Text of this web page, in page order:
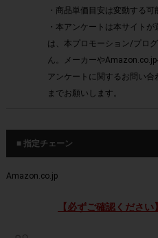
・商品単価目安は変動する可
・本アンケートは本サイト
は、本プロモーション/プロ
ん。メーカーや
アンケートに関するお問い
までお願いします。
■ 指定チェーン
Amazon.co.jp
【必ずご確認くださ